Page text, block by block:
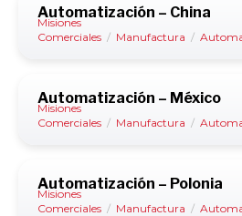
Automatización – China
Misiones
Comerciales / Manufactura /
Automatización – México
Misiones
Comerciales / Manufactura /
Automatización – Polonia
Misiones
Comerciales / Manufactura /